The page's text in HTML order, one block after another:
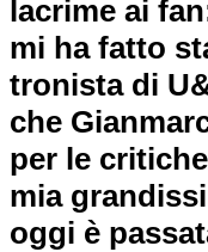
lacrime ai
mi ha fatto
tronista di
che
per le
mia
oggi è